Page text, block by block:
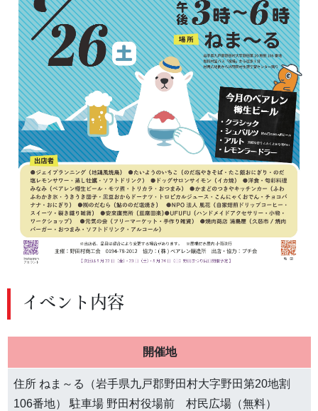
イベント内容
開催地
住所 ねま～る（岩手県九戸郡野田村大字野田第20地割
106番地） 駐車場 野田村役場前 村民広場（無料）